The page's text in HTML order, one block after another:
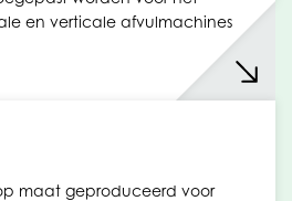
en verticale afvulmachines
maat geproduceerd voor